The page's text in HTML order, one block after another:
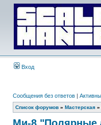
Вход
Сообщения без ответов |
Список форумов » Мастерская »